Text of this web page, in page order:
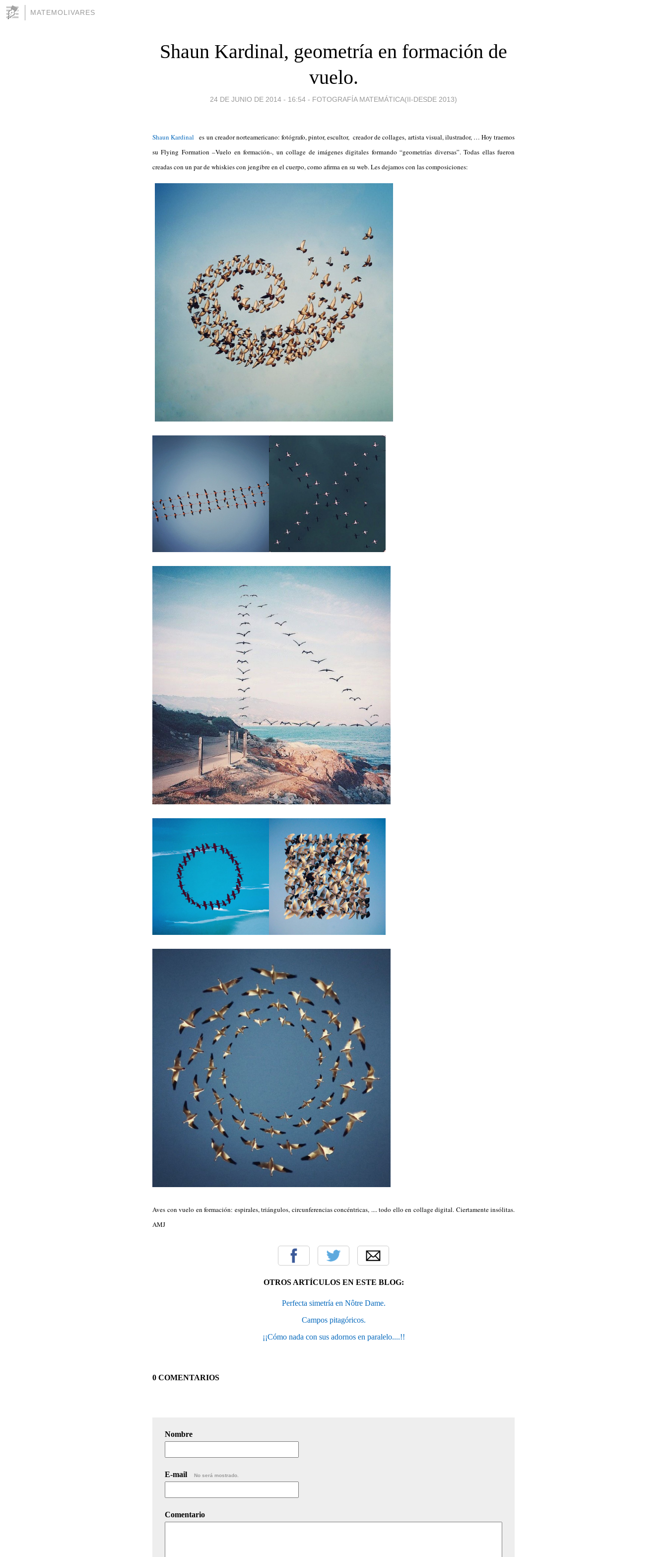
MATEMOLIVARES
Shaun Kardinal, geometría en formación de
vuelo.
24 DE JUNIO DE 2014 - 16:54 - FOTOGRAFÍA MATEMÁTICA(II-DESDE 2013)
Shaun Kardinal es un creador norteamericano: fotógrafo, pintor, escultor, creador de collages, artista visual, ilustrador, … Hoy traemos
su Flying Formation –Vuelo en formación-, un collage de imágenes digitales formando “geometrías diversas”. Todas ellas fueron
creadas con un par de whiskies con jengibre en el cuerpo, como afirma en su web. Les dejamos con las composiciones:
Aves con vuelo en formación: espirales, triángulos, circunferencias concéntricas, .... todo ello en collage digital. Ciertamente insólitas.
AMJ
OTROS ARTÍCULOS EN ESTE BLOG:
Perfecta simetría en Nôtre Dame.
Campos pitagóricos.
¡¡Cómo nada con sus adornos en paralelo....!!
0 COMENTARIOS
Nombre
E-mail No será mostrado.
Comentario